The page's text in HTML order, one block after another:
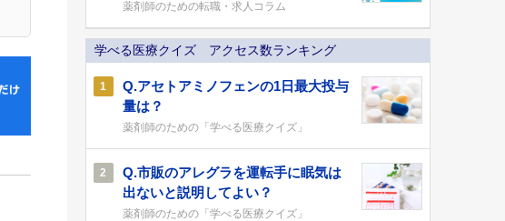
薬剤師のための転職・求人コラム
学べる医療クイズ アクセス数ランキング
1
Q.アセトアミノフェンの1日最大投与
量は？
薬剤師のための「学べる医療クイズ」
2
Q.市販のアレグラを運転手に眠気は
出ないと説明してよい？
薬剤師のための「学べる医療クイズ」